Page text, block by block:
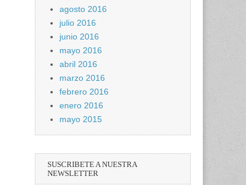
agosto 2016
julio 2016
junio 2016
mayo 2016
abril 2016
marzo 2016
febrero 2016
enero 2016
mayo 2015
SUSCRIBETE A NUESTRA
NEWSLETTER